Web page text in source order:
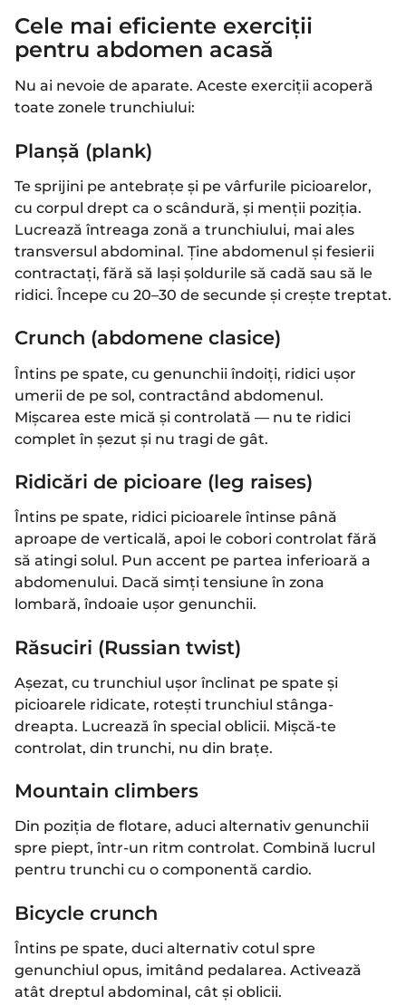
Cele mai eficiente exerciții
pentru abdomen acasă
Nu ai nevoie de aparate. Aceste exerciții acoperă
toate zonele trunchiului:
Planșă (plank)
Te sprijini pe antebrațe și pe vârfurile picioarelor,
cu corpul drept ca o scândură, și menții poziția.
Lucrează întreaga zonă a trunchiului, mai ales
transversul abdominal. Ține abdomenul și fesierii
contractați, fără să lași șoldurile să cadă sau să le
ridici. Începe cu 20–30 de secunde și crește treptat.
Crunch (abdomene clasice)
Întins pe spate, cu genunchii îndoiți, ridici ușor
umerii de pe sol, contractând abdomenul.
Mișcarea este mică și controlată — nu te ridici
complet în șezut și nu tragi de gât.
Ridicări de picioare (leg raises)
Întins pe spate, ridici picioarele întinse până
aproape de verticală, apoi le cobori controlat fără
să atingi solul. Pun accent pe partea inferioară a
abdomenului. Dacă simți tensiune în zona
lombară, îndoaie ușor genunchii.
Răsuciri (Russian twist)
Așezat, cu trunchiul ușor înclinat pe spate și
picioarele ridicate, rotești trunchiul stânga-
dreapta. Lucrează în special oblicii. Mișcă-te
controlat, din trunchi, nu din brațe.
Mountain climbers
Din poziția de flotare, aduci alternativ genunchii
spre piept, într-un ritm controlat. Combină lucrul
pentru trunchi cu o componentă cardio.
Bicycle crunch
Întins pe spate, duci alternativ cotul spre
genunchiul opus, imitând pedalarea. Activează
atât dreptul abdominal, cât și oblicii.